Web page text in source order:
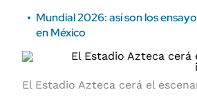
Mundial 2026: así son los
en México
El Estadio Azteca cerá el